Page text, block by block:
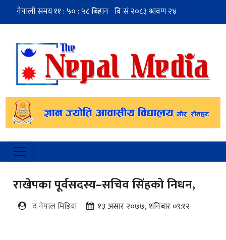
राखेपका पूर्वसदस्य–सचिव सिंहको निधन,
द नेपाल मिडिया १३ असार २०७७, शनिबार ०९:१२